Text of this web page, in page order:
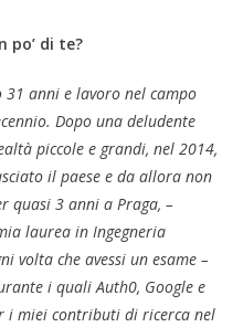
po’ di te?
31 anni e lavoro nel campo
Dopo una deludente
piccole e grandi, nel 2014,
il paese e da allora non
quasi 3 anni a Praga, –
laurea in Ingegneria
volta che avessi un esame –
i quali Auth0, Google e
i miei contributi di ricerca nel